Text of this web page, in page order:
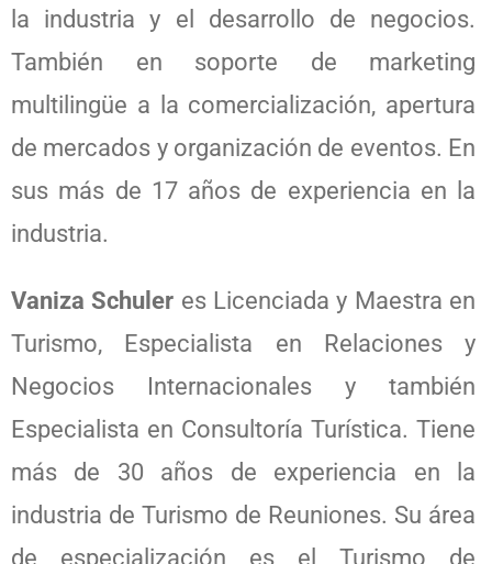
la industria y el desarrollo de negocios.
También en soporte de marketing
multilingüe a la comercialización, apertura
de mercados y organización de eventos. En
sus más de 17 años de experiencia en la
industria.
Vaniza Schuler es Licenciada y Maestra en
Turismo, Especialista en Relaciones y
Negocios Internacionales y también
Especialista en Consultoría Turística. Tiene
más de 30 años de experiencia en la
industria de Turismo de Reuniones. Su área
de especialización es el Turismo de